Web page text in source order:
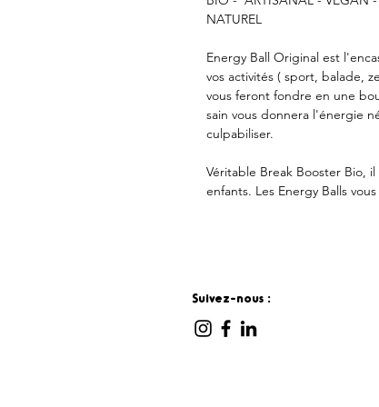
NATUREL
Energy Ball Original est
vos activités ( sport, balade,
vous feront fondre en une
sain vous donnera l'énergie
culpabiliser.
Véritable Break Booster Bio,
enfants. Les Energy Balls
Suivez-nous :